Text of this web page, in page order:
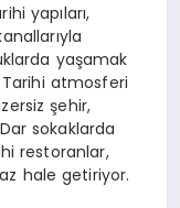
yapıları,
yaşamak
atmosferi
şehir,
sokaklarda
restoranlar,
hale getiriyor.